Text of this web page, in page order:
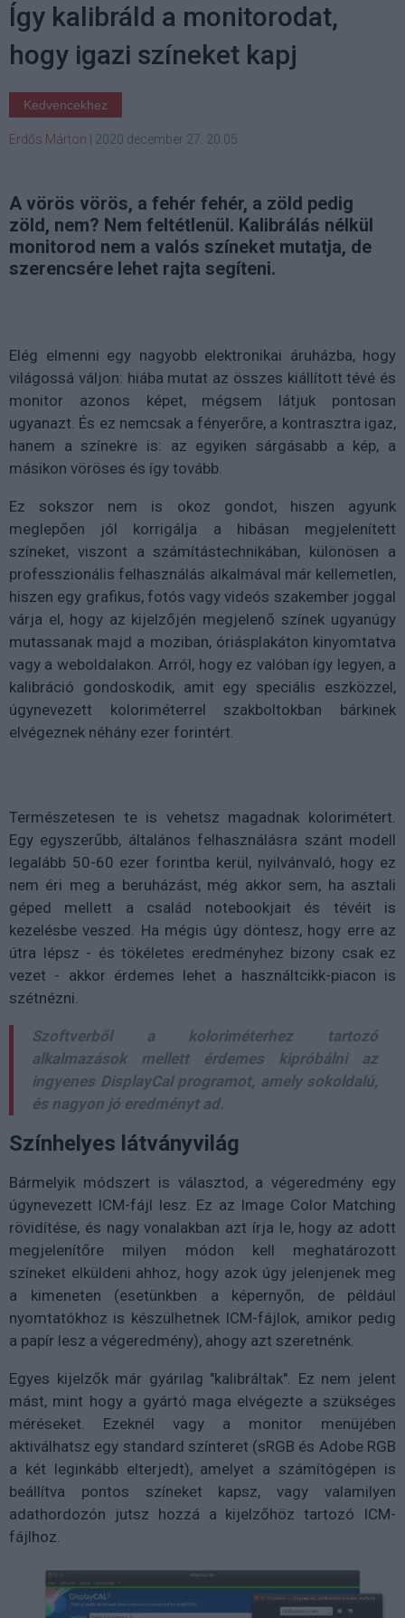
Így kalibráld a monitorodat,
hogy igazi színeket kapj
Kedvencekhez
Erdős Márton 2020 december 27. 20:05
A vörös vörös, a fehér fehér, a zöld pedig
zöld, nem? Nem feltétlenül. Kalibrálás nélkül
monitorod nem a valós színeket mutatja, de
szerencsére lehet rajta segíteni.
Elég elmenni egy nagyobb elektronikai áruházba, hogy
világossá váljon: hiába mutat az összes kiállított tévé és
monitor azonos képet, mégsem látjuk pontosan
ugyanazt. És ez nemcsak a fényerőre, a kontrasztra igaz,
hanem a színekre is: az egyiken sárgásabb a kép, a
másikon vöröses és így tovább.
Ez sokszor nem is okoz gondot, hiszen agyunk
meglepően jól korrigálja a hibásan megjelenített
színeket, viszont a számítástechnikában, különösen a
professzionális felhasználás alkalmával már kellemetlen,
hiszen egy grafikus, fotós vagy videós szakember joggal
várja el, hogy az kijelzőjén megjelenő színek ugyanúgy
mutassanak majd a moziban, óriásplakáton kinyomtatva
vagy a weboldalakon. Arról, hogy ez valóban így legyen, a
kalibráció gondoskodik, amit egy speciális eszközzel,
úgynevezett koloriméterrel szakboltokban bárkinek
elvégeznek néhány ezer forintért.
Természetesen te is vehetsz magadnak kolorimétert.
Egy egyszerűbb, általános felhasználásra szánt modell
legalább 50-60 ezer forintba kerül, nyilvánvaló, hogy ez
nem éri meg a beruházást, még akkor sem, ha asztali
géped mellett a család notebookjait és tévéit is
kezelésbe veszed. Ha mégis úgy döntesz, hogy erre az
útra lépsz - és tökéletes eredményhez bizony csak ez
vezet - akkor érdemes lehet a használtcikk-piacon is
szétnézni.
Szoftverből a koloriméterhez tartozó
alkalmazások mellett érdemes kipróbálni az
ingyenes DisplayCal programot, amely sokoldalú,
és nagyon jó eredményt ad.
Színhelyes látványvilág
Bármelyik módszert is választod, a végeredmény egy
úgynevezett ICM-fájl lesz. Ez az Image Color Matching
rövidítése, és nagy vonalakban azt írja le, hogy az adott
megjelenítőre milyen módon kell meghatározott
színeket elküldeni ahhoz, hogy azok úgy jelenjenek meg
a kimeneten (esetünkben a képernyőn, de például
nyomtatókhoz is készülhetnek ICM-fájlok, amikor pedig
a papír lesz a végeredmény), ahogy azt szeretnénk.
Egyes kijelzők már gyárilag "kalibráltak". Ez nem jelent
mást, mint hogy a gyártó maga elvégezte a szükséges
méréseket. Ezeknél vagy a monitor menüjében
aktiválhatsz egy standard színteret (sRGB és Adobe RGB
a két leginkább elterjedt), amelyet a számítógépen is
beállítva pontos színeket kapsz, vagy valamilyen
adathordozón jutsz hozzá a kijelzőhöz tartozó ICM-
fájlhoz.